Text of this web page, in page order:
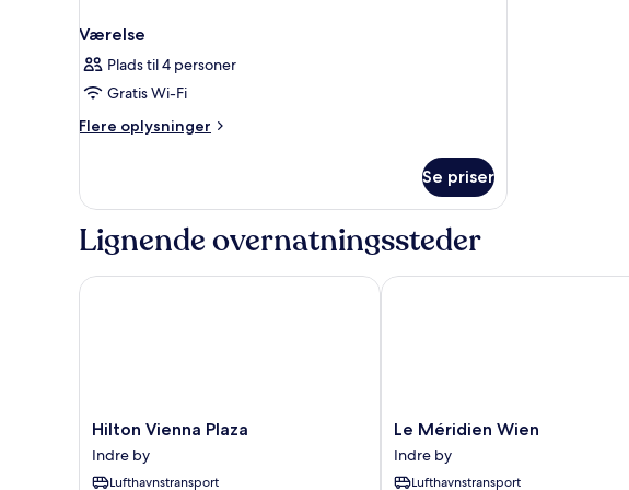
Værelse
Plads til 4 personer
Gratis Wi-Fi
Flere oplysninger
Flere
Se priser
Lignende overnatningssteder
Hilton
Vienna
Plaza
Indre
Hilton Vienna Plaza
Indre by
Lufthavnstransport
Hilton Vienna Plaza
Le
Méridien
Wien
Indre
Le Méridien Wien
Indre by
Lufthavnstransport
Le Méridien Wien